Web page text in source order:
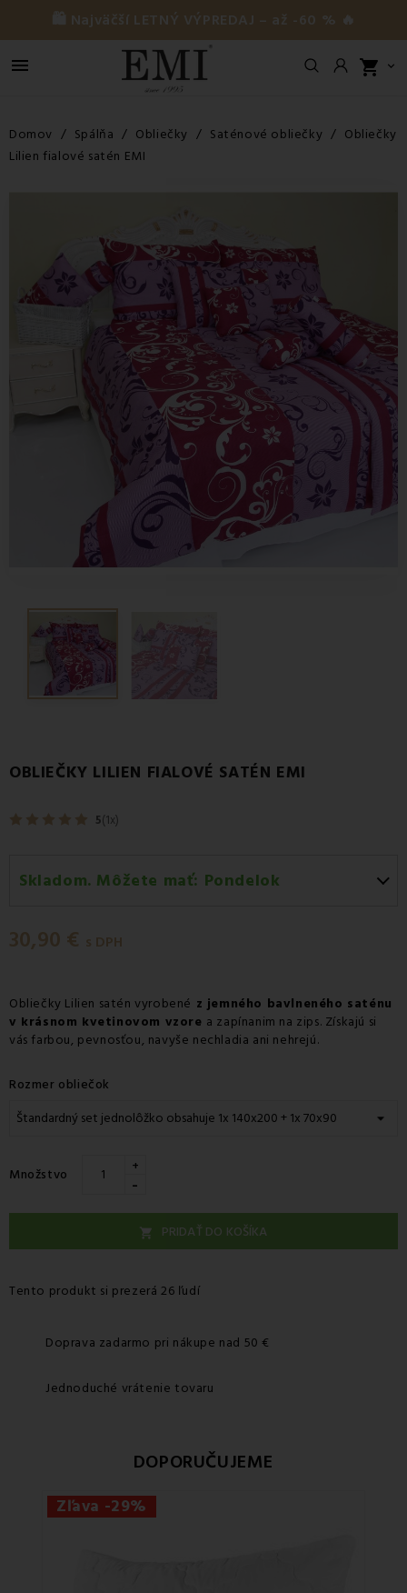
🛍️ Najväčší LETNÝ VÝPREDAJ – až -60 % 🔥
 shopping_cart 
Domov Spálňa Obliečky Saténové obliečky
Obliečky
Lilien fialové satén EMI
OBLIEČKY LILIEN FIALOVÉ SATÉN EMI
5(1x)
Skladom. Môžete mať: Pondelok
Pondelok 10.08
Pondelok 10.08 -Osobný odber v odbernom mieste
GLS
30,90 € s DPH
Obliečky Lilien satén vyrobené z jemného bavlneného saténu
v krásnom kvetinovom vzore a zapínanim na zips. Získajú si
vás farbou, pevnosťou, navyše nechladia ani nehrejú.
Rozmer obliečok
Množstvo +
-
 PRIDAŤ DO KOŠÍKA
Tento produkt si prezerá 26 ľudí
Doprava zadarmo pri nákupe nad 50 €
Jednoduché vrátenie tovaru
DOPORUČUJEME
Zľava -29%